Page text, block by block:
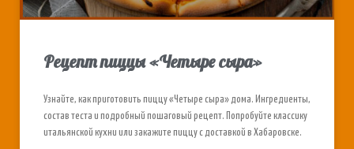
Рецепт пиццы «Четыре сыра»
Узнайте, как приготовить пиццу «Четыре сыра» дома. Ингредиенты,
состав теста и подробный пошаговый рецепт. Попробуйте классику
итальянской кухни или закажите пиццу с доставкой в Хабаровске.